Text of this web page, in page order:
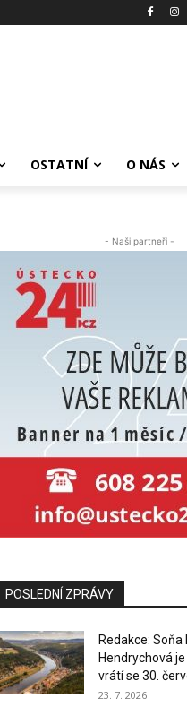
OSTATNÍ O NÁS
- Naši partneři -
POSLEDNÍ ZPRÁVY
Redakce: Soňa
Hendrychová
vrátí se 30.
23. 7. 2026